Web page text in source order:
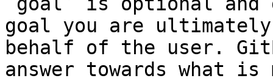
goal you are
behalf of the user.
answer towards what